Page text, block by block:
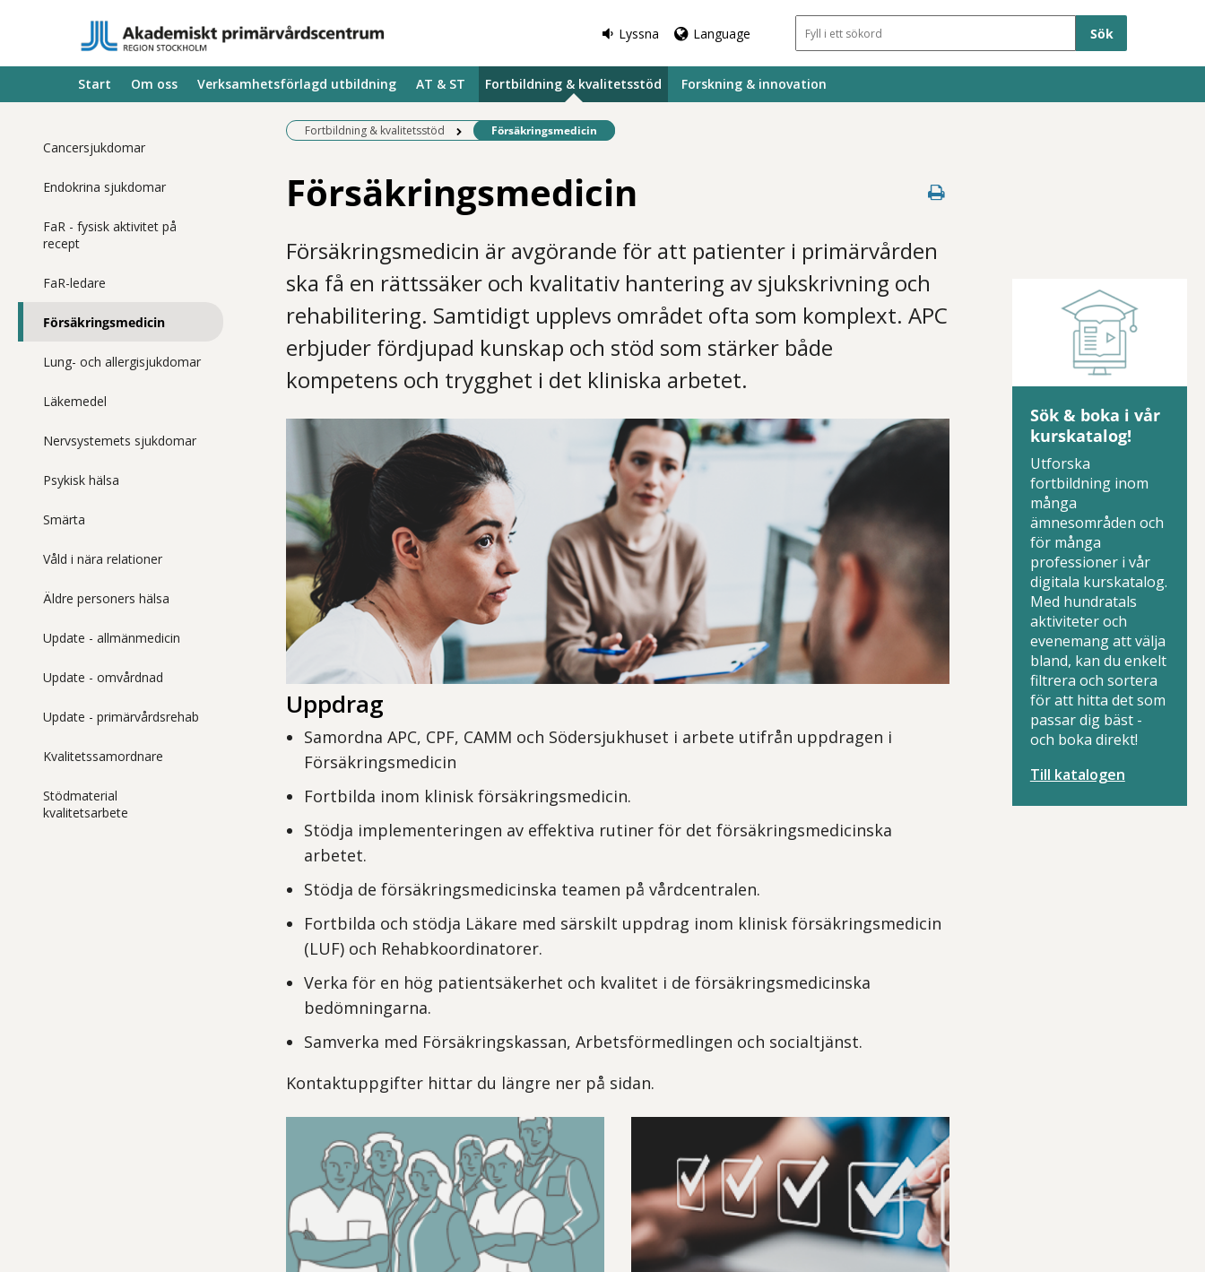
Lyssna Language Sökfält
Start Om oss Verksamhetsförlagd utbildning AT & ST Fortbildning & kvalitetsstöd Forskning & innovation
Cancersjukdomar
Endokrina sjukdomar
FaR - fysisk aktivitet på
recept
FaR-ledare
Försäkringsmedicin
Lung- och allergisjukdomar
Läkemedel
Nervsystemets sjukdomar
Psykisk hälsa
Smärta
Våld i nära relationer
Äldre personers hälsa
Update - allmänmedicin
Update - omvårdnad
Update - primärvårdsrehab
Kvalitetssamordnare
Stödmaterial
kvalitetsarbete
Fortbildning & kvalitetsstöd Befintlig sida:
Försäkringsmedicin
Försäkringsmedicin
Försäkringsmedicin är avgörande för att patienter i primärvården
ska få en rättssäker och kvalitativ hantering av sjukskrivning och
rehabilitering. Samtidigt upplevs området ofta som komplext. APC
erbjuder fördjupad kunskap och stöd som stärker både
kompetens och trygghet i det kliniska arbetet.
Uppdrag
Samordna APC, CPF, CAMM och Södersjukhuset i arbete utifrån uppdragen i
Försäkringsmedicin
Fortbilda inom klinisk försäkringsmedicin.
Stödja implementeringen av effektiva rutiner för det försäkringsmedicinska
arbetet.
Stödja de försäkringsmedicinska teamen på vårdcentralen.
Fortbilda och stödja Läkare med särskilt uppdrag inom klinisk försäkringsmedicin
(LUF) och Rehabkoordinatorer.
Verka för en hög patientsäkerhet och kvalitet i de försäkringsmedicinska
bedömningarna.
Samverka med Försäkringskassan, Arbetsförmedlingen och socialtjänst.
Kontaktuppgifter hittar du längre ner på sidan.
Sök & boka i vår
kurskatalog!
Utforska
fortbildning inom
många
ämnesområden och
för många
professioner i vår
digitala kurskatalog.
Med hundratals
aktiviteter och
evenemang att välja
bland, kan du enkelt
filtrera och sortera
för att hitta det som
passar dig bäst -
och boka direkt!
Till katalogen